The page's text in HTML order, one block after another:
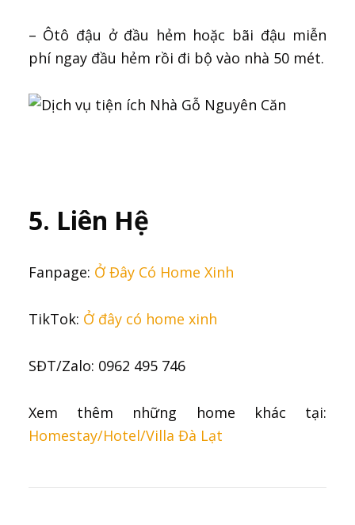
– Ôtô đậu ở đầu hẻm hoặc bãi đậu miễn
phí ngay đầu hẻm rồi đi bộ vào nhà 50 mét.
5. Liên Hệ
Fanpage: Ở Đây Có Home Xinh
TikTok: Ở đây có home xinh
SĐT/Zalo: 0962 495 746
Xem thêm những home khác tại:
Homestay/Hotel/Villa Đà Lạt